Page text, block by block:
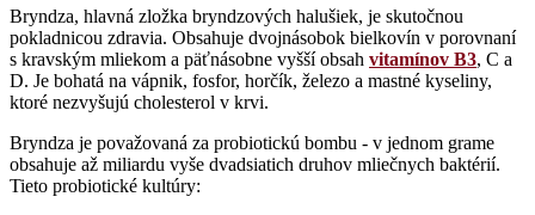
Bryndza, hlavná zložka bryndzových halušiek, je skutočnou
pokladnicou zdravia. Obsahuje dvojnásobok bielkovín v porovnaní
s kravským mliekom a päťnásobne vyšší obsah vitamínov B3, C a
D. Je bohatá na vápnik, fosfor, horčík, železo a mastné kyseliny,
ktoré nezvyšujú cholesterol v krvi.
Bryndza je považovaná za probiotickú bombu - v jednom grame
obsahuje až miliardu vyše dvadsiatich druhov mliečnych baktérií.
Tieto probiotické kultúry: